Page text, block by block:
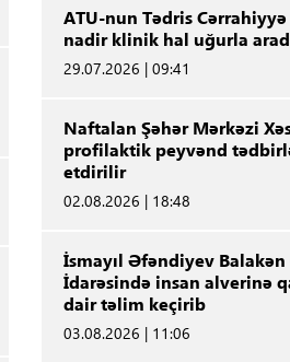
ATU-nun Tədris
nadir klinik hal uğurla
29.07.2026 | 09:41
Naftalan Şəhər Mərkəzi
profilaktik peyvənd
etdirilir
02.08.2026 | 18:48
İsmayıl Əfəndiyev
İdarəsində insan alverinə
dair təlim keçirib
03.08.2026 | 11:06